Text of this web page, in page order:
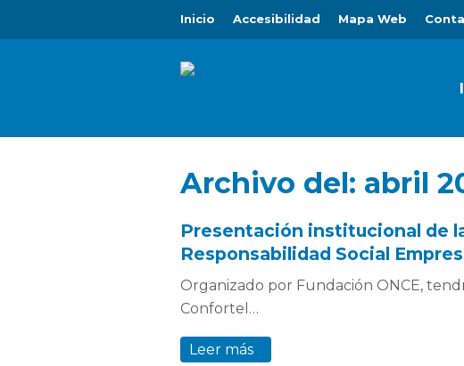
Inicio Accesibilidad Mapa Web
Archivo del: abril
Presentación institucional de
Responsabilidad Social
Organizado por Fundación ONCE,
Confortel…
Leer más